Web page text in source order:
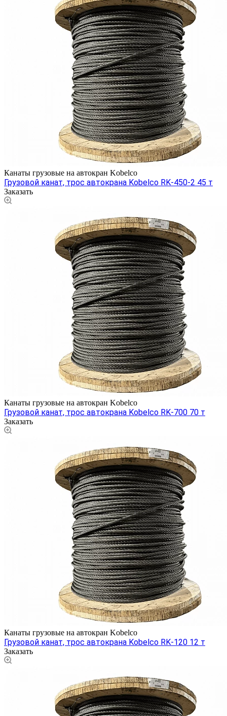
Канаты грузовые на автокран Kobelco
Грузовой канат, трос автокрана Kobelco RK-450-2 45 т
Заказать
Канаты грузовые на автокран Kobelco
Грузовой канат, трос автокрана Kobelco RK-700 70 т
Заказать
Канаты грузовые на автокран Kobelco
Грузовой канат, трос автокрана Kobelco RK-120 12 т
Заказать